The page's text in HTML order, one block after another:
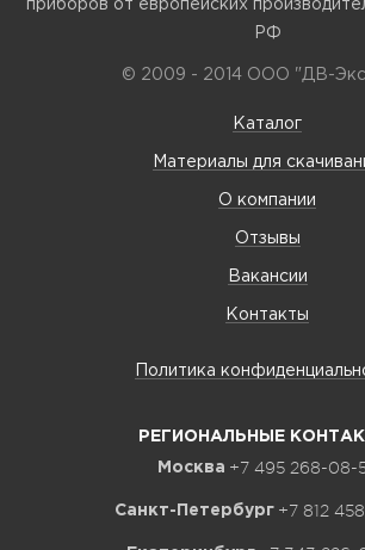
приборов от европейских
РФ
© 2009 - 2014 ООО "ДВ-
Каталог
Материалы для
О компании
Отзывы
Вакансии
Контакты
Политика
РЕГИОНАЛЬНЫЕ
Москва +7 495 268-08-
Санкт-Петербург +7 812